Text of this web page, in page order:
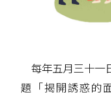
每年五月三十一
題「揭開誘惑的